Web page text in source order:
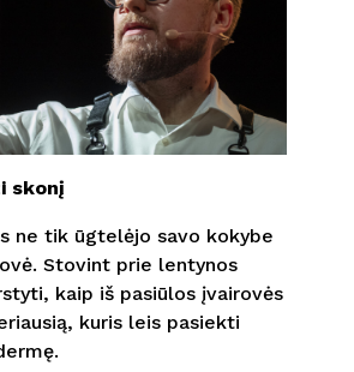
skonį
ne tik ūgtelėjo savo kokybe
Stovint prie lentynos
kaip iš pasiūlos įvairovės
kuris leis pasiekti